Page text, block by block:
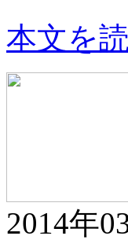
本文を
2014年